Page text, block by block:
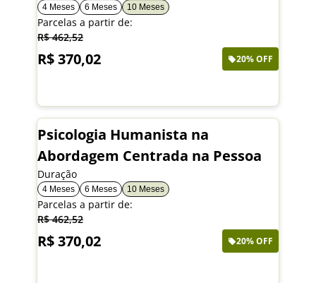
4 Meses 6 Meses 10 Meses
Parcelas a partir de:
R$ 462,52
R$ 370,02 20% OFF
Psicologia Humanista na
Abordagem Centrada na Pessoa
Duração
4 Meses 6 Meses 10 Meses
Parcelas a partir de:
R$ 462,52
R$ 370,02 20% OFF